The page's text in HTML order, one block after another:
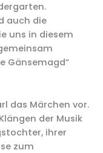
auch die
uns in diesem
Gänsemagd“
das Märchen vor.
der Musik
ihrer
zum